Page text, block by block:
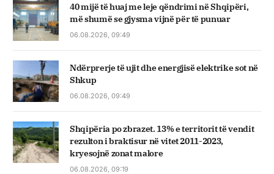
40 mijë të huaj me leje qëndrimi në Shqipëri,
më shumë se gjysma vijnë për të punuar
06.08.2026, 09:49
Ndërprerje të ujit dhe energjisë elektrike sot në
Shkup
06.08.2026, 09:49
Shqipëria po zbrazet. 13% e territorit të vendit
rezulton i braktisur në vitet 2011-2023,
kryesojnë zonat malore
06.08.2026, 09:19